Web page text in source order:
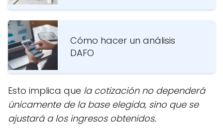
Cómo hacer un análisis
DAFO
Esto implica que la cotización no dependerá
únicamente de la base elegida, sino que se
ajustará a los ingresos obtenidos.